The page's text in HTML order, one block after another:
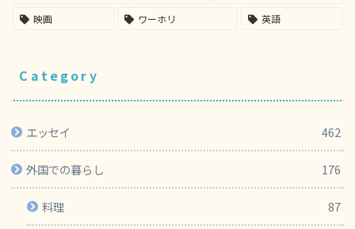
映画
ワーホリ 英語
Category
エッセイ 462
外国での暮らし 176
料理 87